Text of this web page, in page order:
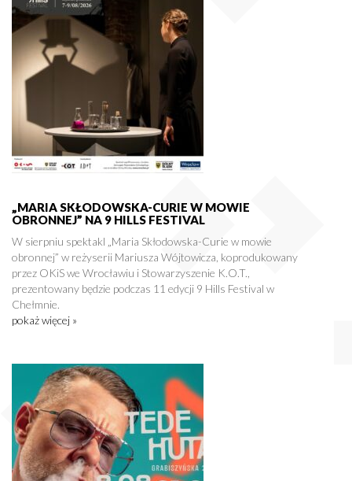
„MARIA SKŁODOWSKA-CURIE W MOWIE
OBRONNEJ” NA 9 HILLS FESTIVAL
W sierpniu spektakl „Maria Skłodowska-Curie w mowie
obronnej” w reżyserii Mariusza Wójtowicza, koprodukowany
przez OKiS we Wrocławiu i Stowarzyszenie K.O.T.,
prezentowany będzie podczas 11 edycji 9 Hills Festival w
Chełmnie.
pokaż więcej »